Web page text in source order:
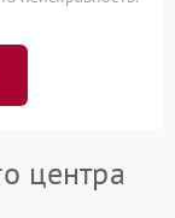
центра